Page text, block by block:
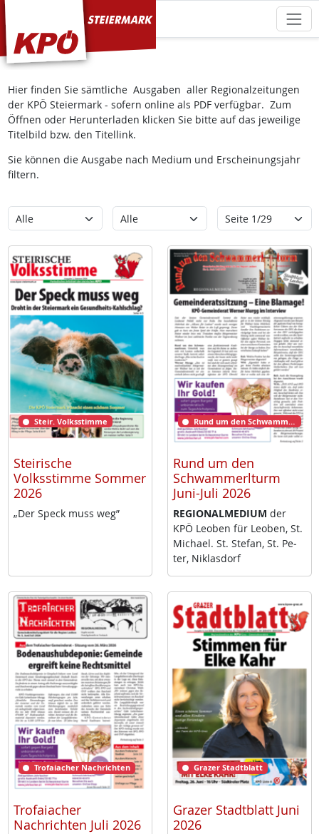
KPÖ Steiermark
Hier finden Sie sämtliche Ausgaben aller Regionalzeitungen
der KPÖ Steiermark - sofern online als PDF verfügbar. Zum
Öffnen oder Herunterladen klicken Sie bitte auf das jeweilige
Titelbild bzw. den Titellink.
Sie können die Ausgabe nach Medium und Erscheinungsjahr
filtern.
Kategorie Erscheinungsjahr Seite
Steir. Volksstimme
Steirische
Volksstimme Sommer
2026
„Der Speck muss weg”
Rund um den Schwammerlturm
Rund um den
Schwammerlturm
Juni-Juli 2026
RE­GIO­NAL­ME­DI­UM der
KPÖ Leo­ben für Leo­ben, St.
Mi­cha­el. St. Ste­fan, St. Pe­
ter, Niklas­dorf
Trofaiacher Nachrichten
Trofaiacher
Nachrichten Juli 2026
Grazer Stadtblatt
Grazer Stadtblatt Juni
2026